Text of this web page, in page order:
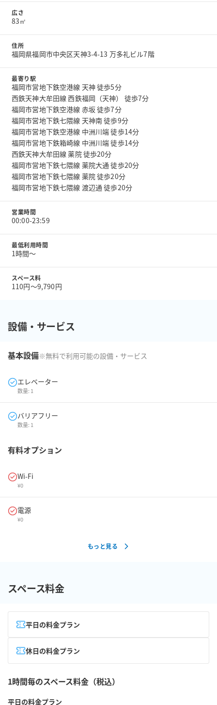
広さ
83㎡
住所
福岡県福岡市中央区天神3-4-13 万多礼ビル7階
最寄り駅
福岡市営地下鉄空港線 天神 徒歩5分
西鉄天神大牟田線 西鉄福岡（天神） 徒歩7分
福岡市営地下鉄空港線 赤坂 徒歩7分
福岡市営地下鉄七隈線 天神南 徒歩9分
福岡市営地下鉄空港線 中洲川端 徒歩14分
福岡市営地下鉄箱崎線 中洲川端 徒歩14分
西鉄天神大牟田線 薬院 徒歩20分
福岡市営地下鉄七隈線 薬院大通 徒歩20分
福岡市営地下鉄七隈線 薬院 徒歩20分
福岡市営地下鉄七隈線 渡辺通 徒歩20分
営業時間
00:00-23:59
最低利用時間
1時間〜
スペース料
110円〜9,790円
設備・サービス
基本設備※無料で利用可能の設備・サービス
エレベーター
数量: 1
バリアフリー
数量: 1
有料オプション
Wi-Fi
¥0
電源
¥0
もっと見る
スペース料金
平日の料金プラン
休日の料金プラン
1時間毎のスペース料金（税込）
平日の料金プラン